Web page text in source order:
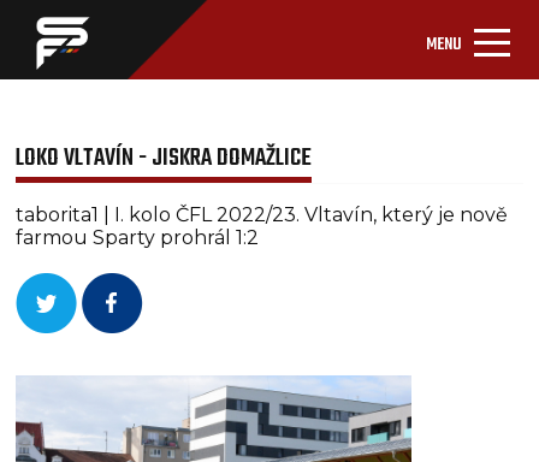
MENU
LOKO VLTAVÍN - JISKRA DOMAŽLICE
taborita1 | I. kolo ČFL 2022/23. Vltavín, který je nově
farmou Sparty prohrál 1:2